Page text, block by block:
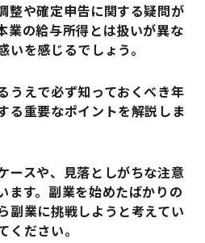
整や確定申告に関する疑問が
業の給与所得とは扱いが異な
を感じるでしょう。
うえで必ず知っておくべき年
る重要なポイントを解説しま
ースや、見落としがちな注意
ます。副業を始めたばかりの
副業に挑戦しようと考えてい
ください。